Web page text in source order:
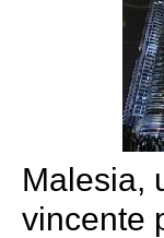
Malesia,
vincente